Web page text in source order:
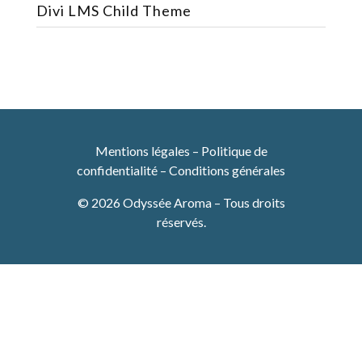
Divi LMS Child Theme
Mentions légales – Politique de
confidentialité – Conditions générales
© 2026 Odyssée Aroma – Tous droits
réservés.